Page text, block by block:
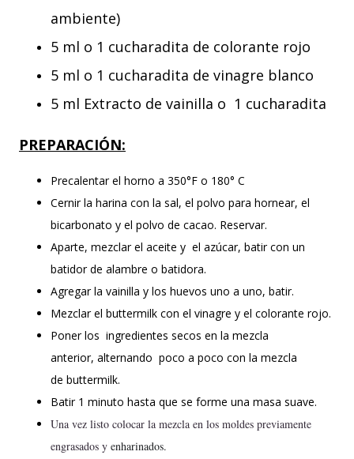
ambiente)
5 ml o 1 cucharadita de colorante rojo
5 ml o 1 cucharadita de vinagre blanco
5 ml Extracto de vainilla o 1 cucharadita
PREPARACIÓN:
Precalentar el horno a 350°F o 180° C
Cernir la harina con la sal, el polvo para hornear, el
bicarbonato y el polvo de cacao. Reservar.
Aparte, mezclar el aceite y el azúcar, batir con un
batidor de alambre o batidora.
Agregar la vainilla y los huevos uno a uno, batir.
Mezclar el buttermilk con el vinagre y el colorante rojo.
Poner los ingredientes secos en la mezcla
anterior, alternando poco a poco con la mezcla
de buttermilk.
Batir 1 minuto hasta que se forme una masa suave.
Una vez listo colocar la mezcla en los moldes previamente
engrasados y enharinados.